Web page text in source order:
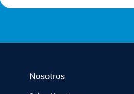
Nosotros